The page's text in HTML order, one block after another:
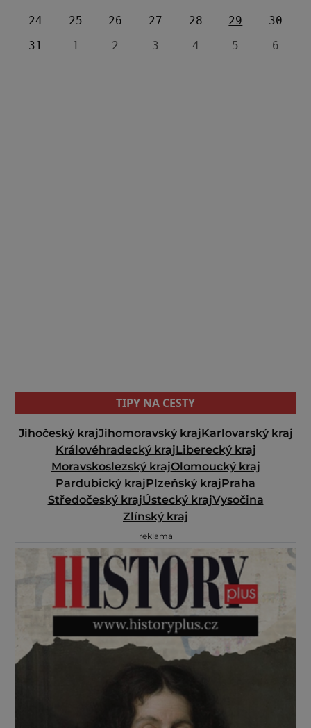
24
25 26 27 28 29
30
31
1 2 3 4 5 6
TIPY NA CESTY
Jihočeský krajJihomoravský krajKarlovarský kraj
Královéhradecký krajLiberecký kraj
Moravskoslezský krajOlomoucký kraj
Pardubický krajPlzeňský krajPraha
Středočeský krajÚstecký krajVysočina
Zlínský kraj
reklama